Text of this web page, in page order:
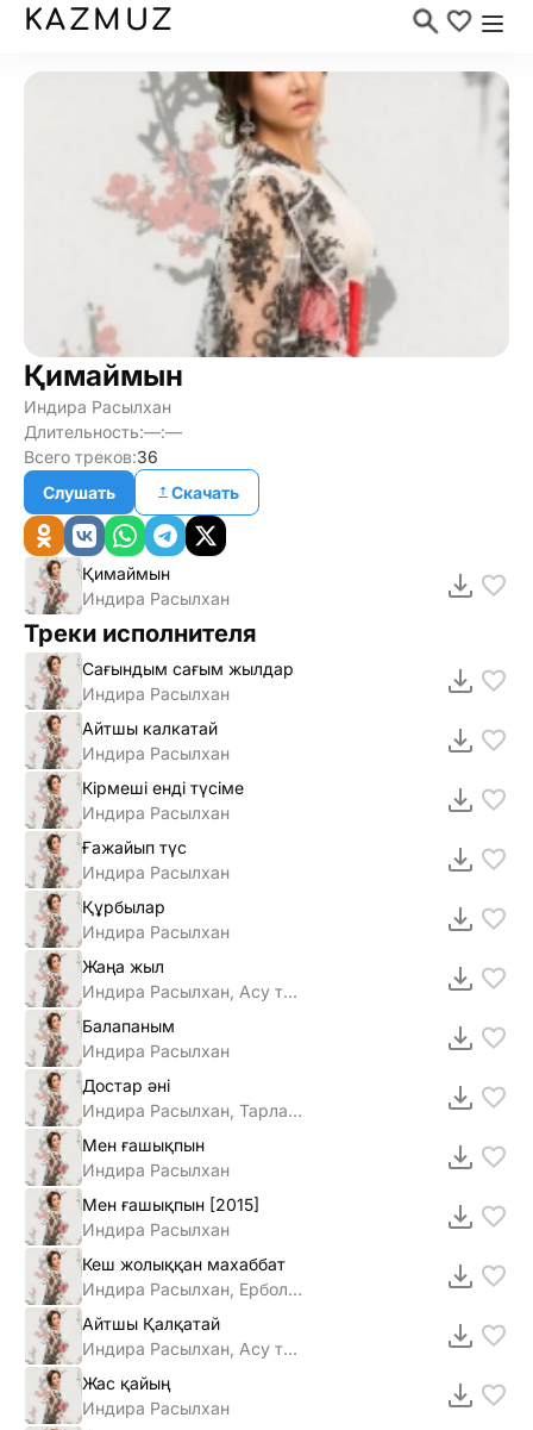
KAZMUZ
Қимаймын
Индира Расылхан
Длительность:—:—
Всего треков:36
Слушать
Скачать
Қимаймын
Индира Расылхан
Треки исполнителя
Сағындым сағым жылдар
Индира Расылхан
Айтшы калкатай
Индира Расылхан
Кірмеші енді түсіме
Индира Расылхан
Ғажайып түс
Индира Расылхан
Құрбылар
Индира Расылхан
Жаңа жыл
Индира Расылхан, Асу тобы
Балапаным
Индира Расылхан
Достар әні
Индира Расылхан, Тарлан тобы
Мен ғашықпын
Индира Расылхан
Мен ғашықпын [2015]
Индира Расылхан
Кеш жолыққан махаббат
Индира Расылхан, Ербол Спаналиев
Айтшы Қалқатай
Индира Расылхан, Асу тобы
Жас қайың
Индира Расылхан